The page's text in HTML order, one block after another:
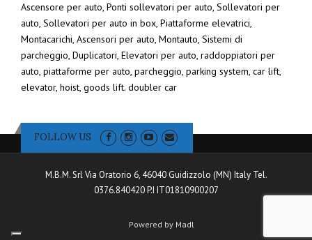
Ascensore per auto, Ponti sollevatori per auto, Sollevatori per
auto, Sollevatori per auto in box, Piattaforme elevatrici,
Montacarichi, Ascensori per auto, Montauto, Sistemi di
parcheggio, Duplicatori, Elevatori per auto, raddoppiatori per
auto, piattaforme per auto, parcheggio, parking system, car lift,
elevator, hoist, goods lift. doubler car
FOLLOW US
M.B.M. Srl Via Oratorio 6, 46040 Guidizzolo (MN) Italy Tel.
0376.840420 P.I IT01810900207
Powered by Madl